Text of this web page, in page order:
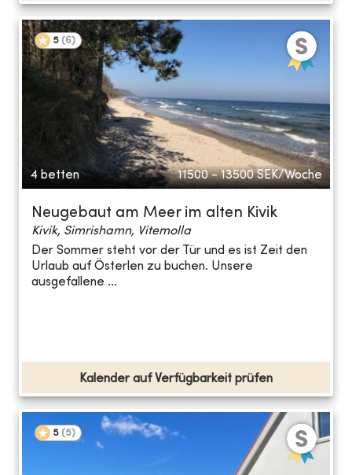
5 (6)
4 betten 11500 - 13500 SEK/Woche
Neugebaut am Meer im alten Kivik
Kivik, Simrishamn, Vitemolla
Der Sommer steht vor der Tür und es ist Zeit den
Urlaub auf Österlen zu buchen. Unsere
ausgefallene ...
Kalender auf Verfügbarkeit prüfen
5 (5)